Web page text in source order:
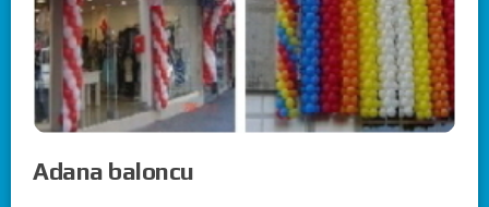
Adana baloncu